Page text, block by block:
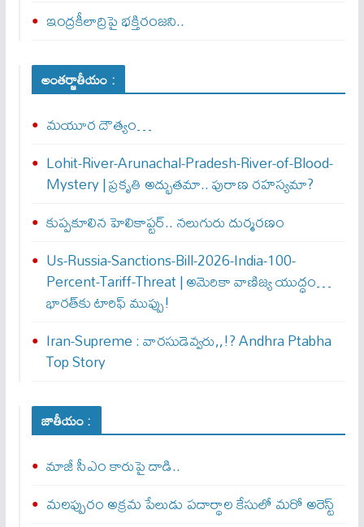
ఇంద్రకీలాద్రిపై భక్తిరంజని..
అంతర్జాతీయం :
మయూర దౌత్యం…
Lohit-River-Arunachal-Pradesh-River-of-Blood-
Mystery | ప్రకృతి అద్భుతమా.. పురాణ రహస్యమా?
కుప్పకూలిన హెలికాప్టర్‌.. నలుగురు దుర్మరణం
Us-Russia-Sanctions-Bill-2026-India-100-
Percent-Tariff-Threat | అమెరికా వాణిజ్య యుద్ధం…
భారత్‌కు టారిఫ్ ముప్పు!
Iran-Supreme : వార‌సుడెవ్వ‌రు,,!? Andhra Ptabha
Top Story
జాతీయం :
మాజీ సీఎం కారుపై దాడి..
మలప్పురం అక్రమ పేలుడు పదార్థాల కేసులో మరో అరెస్ట్‌